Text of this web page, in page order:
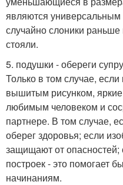
являются
случайно слоники
стояли.
5. подушки - обереги
Только в том случае,
вышитым рисунком,
любимым человеком и
партнере. В том случае,
оберег здоровья; если
защищают от
построек - это помогает
начинаниям.